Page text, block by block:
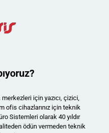
için yazıcı, çizici,
ofis cihazlarınız için teknik
Sistemleri olarak 40 yıldır
ödün vermeden teknik